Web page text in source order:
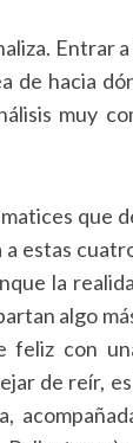
Entrar
de hacia
muy
que
estas
la
algo
feliz con
de reír,